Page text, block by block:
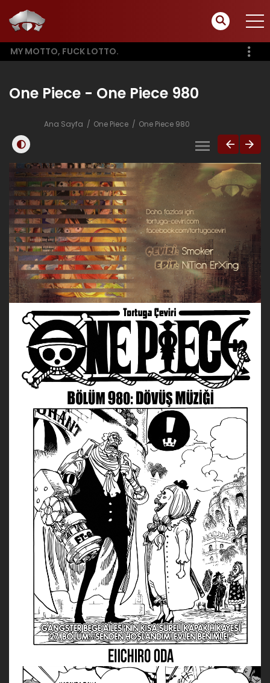
MY MOTTO, FUCK LOTTO.
One Piece - One Piece 980
Ana Sayfa One Piece One Piece 980